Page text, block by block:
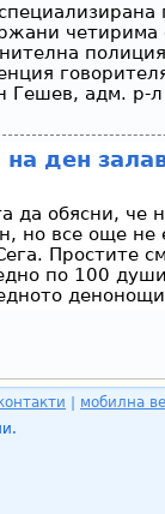
Гешев, адм. р-
ден
да обясни, че
но все още
Простите
по 100
мобилна